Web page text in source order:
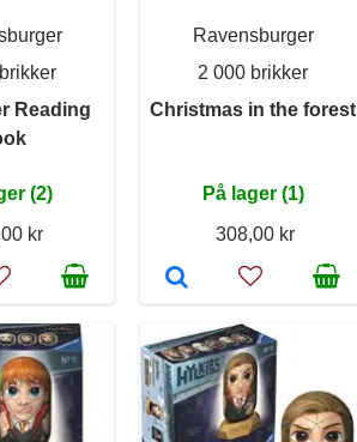
Reading
(2)
kr
Ravensburger
2 000 brikker
Christmas in the forest
På lager (1)
308,00 kr